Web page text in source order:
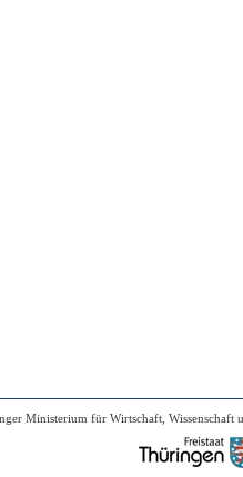
Ministerium für Wirtschaft, Wissenschaft